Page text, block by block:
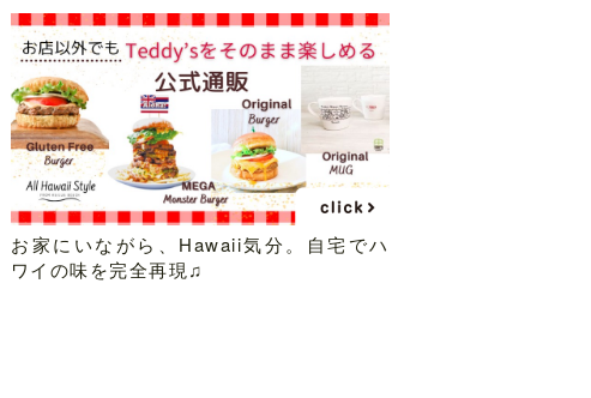
お家にいながら、Hawaii気分。自宅でハ
ワイの味を完全再現♫